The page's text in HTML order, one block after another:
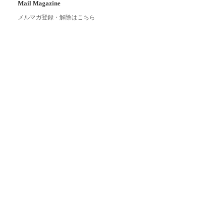
Mail Magazine
メルマガ登録・解除はこちら